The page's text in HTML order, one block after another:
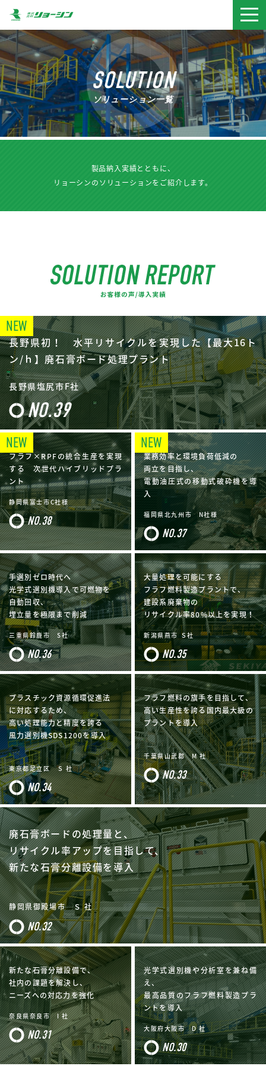
SOLUTION
ソリューション一覧
製品納入実績とともに、
リョーシンのソリューションをご紹介します。
長野県初！ 水平リサイクルを実現した【最大16ト
ン/ｈ】廃石膏ボード処理プラント
長野県塩尻市F社
NO.39
フラフ×RPFの統合生産を実現
する 次世代ハイブリッドプラ
ント
静岡県富士市C社様
NO.38
業務効率と環境負荷低減の
両立を目指し、
電動油圧式の移動式破砕機を導
入
福岡県北九州市 N社様
NO.37
手選別ゼロ時代へ
光学式選別機導入で可燃物を
自動回収、
埋立量を極限まで削減
三重県鈴鹿市 S社
NO.36
大量処理を可能にする
フラフ燃料製造プラントで、
建設系廃棄物の
リサイクル率80%以上を実現！
新潟県燕市 Ｓ社
NO.35
プラスチック資源循環促進法
に対応するため、
高い処理能力と精度を誇る
風力選別機SDS1200を導入
東京都足立区 Ｓ 社
NO.34
フラフ燃料の旗手を目指して、
高い生産性を誇る国内最大級の
プラントを導入
千葉県山武郡 M 社
NO.33
廃石膏ボードの処理量と、
リサイクル率アップを目指して、
新たな石膏分離設備を導入
静岡県御殿場市 Ｓ 社
NO.32
新たな石膏分離設備で、
社内の課題を解決し、
ニーズへの対応力を強化
奈良県奈良市 I 社
NO.31
光学式選別機や分析室を兼ね備
え、
最高品質のフラフ燃料製造プラ
ントを導入
大阪府大阪市 D 社
NO.30